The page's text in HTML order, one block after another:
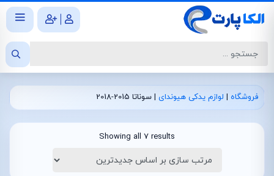
|
فروشگاه | لوازم یدکی هیوندای | سوناتا 2015-2018
Showing all 7 results